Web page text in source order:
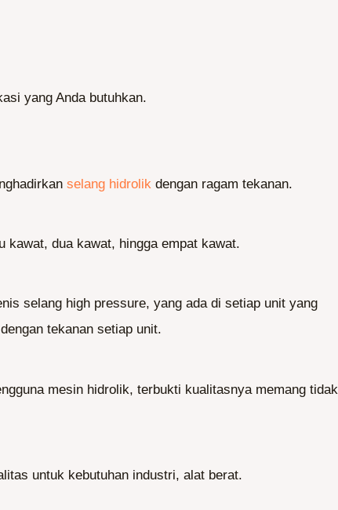
yang Anda butuhkan.
selang hidrolik dengan ragam tekanan.
kawat, dua kawat, hingga empat kawat.
selang high pressure, yang ada di setiap unit yang
tekanan setiap unit.
mesin hidrolik, terbukti kualitasnya memang tidak
untuk kebutuhan industri, alat berat.